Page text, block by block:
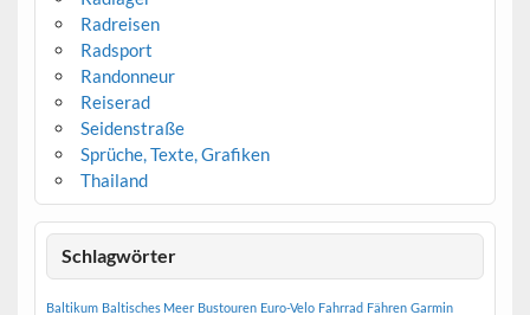
Radreisen
Radsport
Randonneur
Reiserad
Seidenstraße
Sprüche, Texte, Grafiken
Thailand
Schlagwörter
Baltikum Baltisches Meer Bustouren Euro-Velo Fahrrad Fähren Garmin